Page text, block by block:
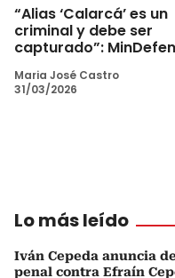
“Alias ‘Calarcá’ es un
criminal y debe ser
capturado”:
Maria José Castro
31/03/2026
Lo más leído
Iván Cepeda anuncia
penal contra Efraín